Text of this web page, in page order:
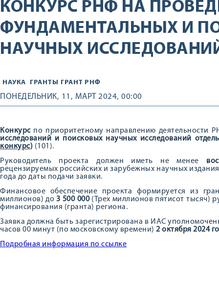
КОНКУРС РНФ НА
ФУНДАМЕНТАЛЬНЫХ И
НАУЧНЫХ
НАУКА ГРАНТЫ ГРАНТ РНФ
ПОНЕДЕЛЬНИК, 11, МАРТ 2024, 00:00
Конкурс по приоритетному направлению деятельности
исследований и поисковых научных исследований
конкурс) (101).
Руководитель проекта должен иметь не менее
рецензируемых российских и зарубежных научных
года до даты подачи заявки.
Финансовое обеспечение проекта формируется из
миллионов) до3 500 000(Трех миллионов пятисот тысяч)
финансирования (гранта) региона.
Заявка должна быть зарегистрирована в ИАС
часов 00 минут (по московскому времени) 2 октября 2024
Подробная информация по ссылке